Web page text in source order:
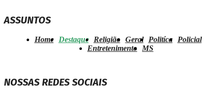
ASSUNTOS
Home Destaque Religião Geral Politíca
Policial
Entretenimento
MS
NOSSAS REDES SOCIAIS